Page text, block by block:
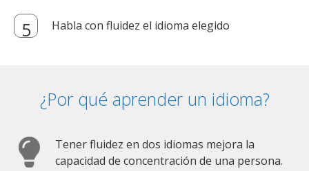
Habla con fluidez el idioma elegido
¿Por qué aprender un idioma?
Tener fluidez en dos idiomas mejora la
capacidad de concentración de una persona.